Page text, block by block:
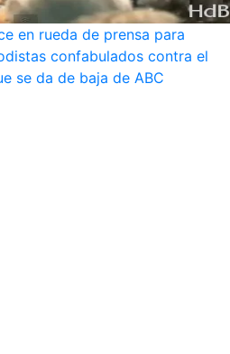
en rueda de prensa para
confabulados contra el
se da de baja de ABC